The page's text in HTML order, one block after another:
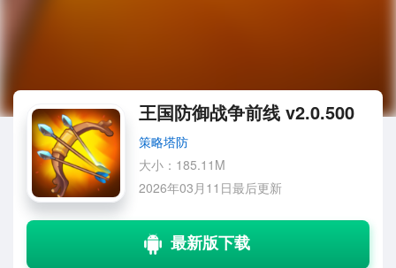
王国防御战争前线 v2.0.500
策略塔防
大小：185.11M
2026年03月11日最后更新